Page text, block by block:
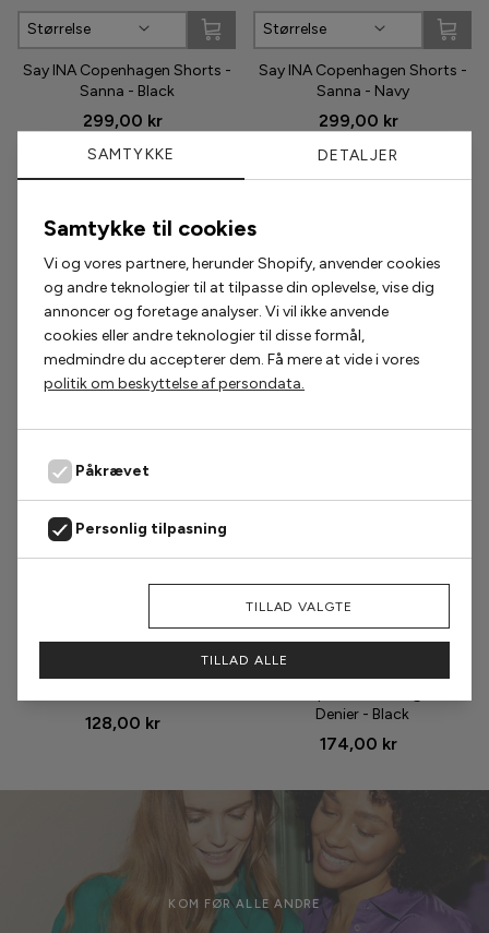
Phenumb
Say INA Copenhagen
Sisters Point
Smykkeli Copenhagen
Tim & Simonsen
SAMTYKKE DETALJER
Samtykke til cookies
Vi og vores partnere, herunder Shopify, anvender cookies
og andre teknologier til at tilpasse din oplevelse, vise dig
annoncer og foretage analyser. Vi vil ikke anvende
cookies eller andre teknologier til disse formål,
medmindre du accepterer dem. Få mere at vide i vores
politik om beskyttelse af persondata.
Påkrævet
Personlig tilpasning
Markedsføring
Analyse
TILLAD VALGTE
TILLAD ALLE
Størrelse
Say INA Copenhagen Shorts -
Sanna - Black
299,00 kr
Størrelse
Say INA Copenhagen Shorts -
Sanna - Navy
299,00 kr
Populære accessories
2 for 200,-
128,00 kr
2 for 300,-
Størrelse
Denier - Black
174,00 kr
KOM FØR ALLE ANDRE